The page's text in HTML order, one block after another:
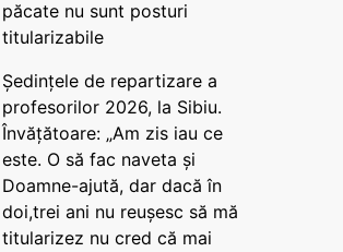
păcate nu sunt posturi
titularizabile
Ședințele de repartizare a
profesorilor 2026, la Sibiu.
Învățătoare: „Am zis iau ce
este. O să fac naveta și
Doamne-ajută, dar dacă în
doi,trei ani nu reușesc să mă
titularizez nu cred că mai